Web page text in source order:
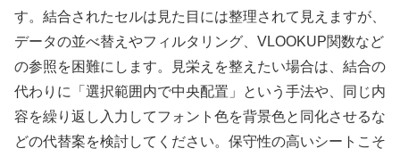
す。結合されたセルは見た目には整理されて見えますが、
データの並べ替えやフィルタリング、VLOOKUP関数など
の参照を困難にします。見栄えを整えたい場合は、結合の
代わりに「選択範囲内で中央配置」という手法や、同じ内
容を繰り返し入力してフォント色を背景色と同化させるな
どの代替案を検討してください。保守性の高いシートこそ